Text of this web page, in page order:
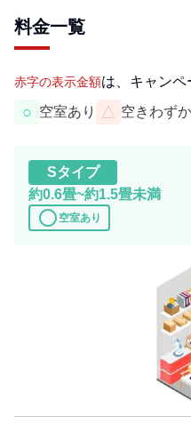
料金一覧
赤字の表示金額は、キャンペ
○ 空室あり △ 空きわずか
Sタイプ
約0.6畳~約1.5畳未満
circle 空室あり